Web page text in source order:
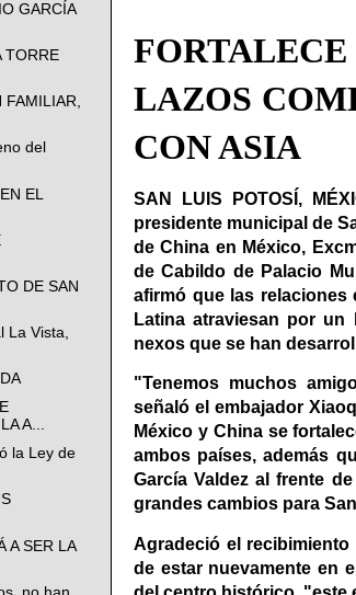
LAZOS
CON ASIA
SAN LUIS POTOSÍ,
presidente municipal de
de China en México,
de Cabildo de Palacio
afirmó que las relaciones
Latina atraviesan por
nexos que se han
"Tenemos muchos
señaló el embajador
México y China se
ambos países, además
García Valdez al frente
grandes cambios para
Agradeció el
de estar nuevamente en
GARCÍA
TORRE
FAMILIAR,
del
EL
DE SAN
La Vista,
A...
la Ley de
A SER LA